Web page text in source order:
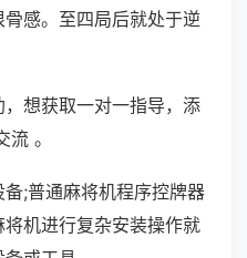
感。至四局后就处于逆
想获取一对一指导，添
。
;普通麻将机程序控牌器
机进行复杂安装操作就